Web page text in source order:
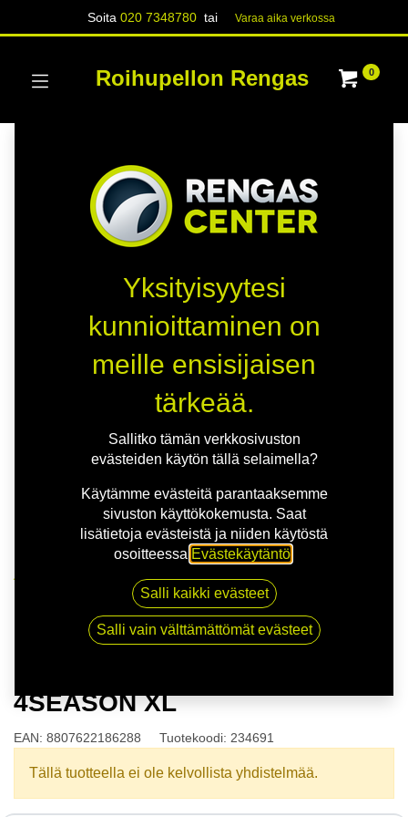
Soita020 7348780 tai Varaa aika verk​​​​ossa
Roihupellon Rengas 0
175/65R14 82T NEXEN N'BLUE 4SEASON XL
4SEASON XL
EAN: 8807622186288 Tuotekoodi: 234691
Tällä tuotteella ei ole kelvollista yhdistelmää.
Yksityisyytesi
kunnioittaminen on
meille ensisijaisen
tärkeää.
Sallitko tämän verkkosivuston
evästeiden käytön tällä selaimella?
Käytämme evästeitä parantaaksemme
sivuston käyttökokemusta. Saat
lisätietoja evästeistä ja niiden käytöstä
osoitteessa Evästekäytäntö
Salli kaikki evästeet
Salli vain välttämättömät evästeet